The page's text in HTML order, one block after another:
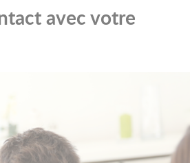
avec votre